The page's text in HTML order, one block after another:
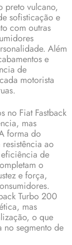
preto vulcano,
sofisticação e
com outras
Além
e
de
motorista
no Fiat Fastback
mas
forma do
ao
de
o
e força,
Turbo 200
mas
o que
no segmento de